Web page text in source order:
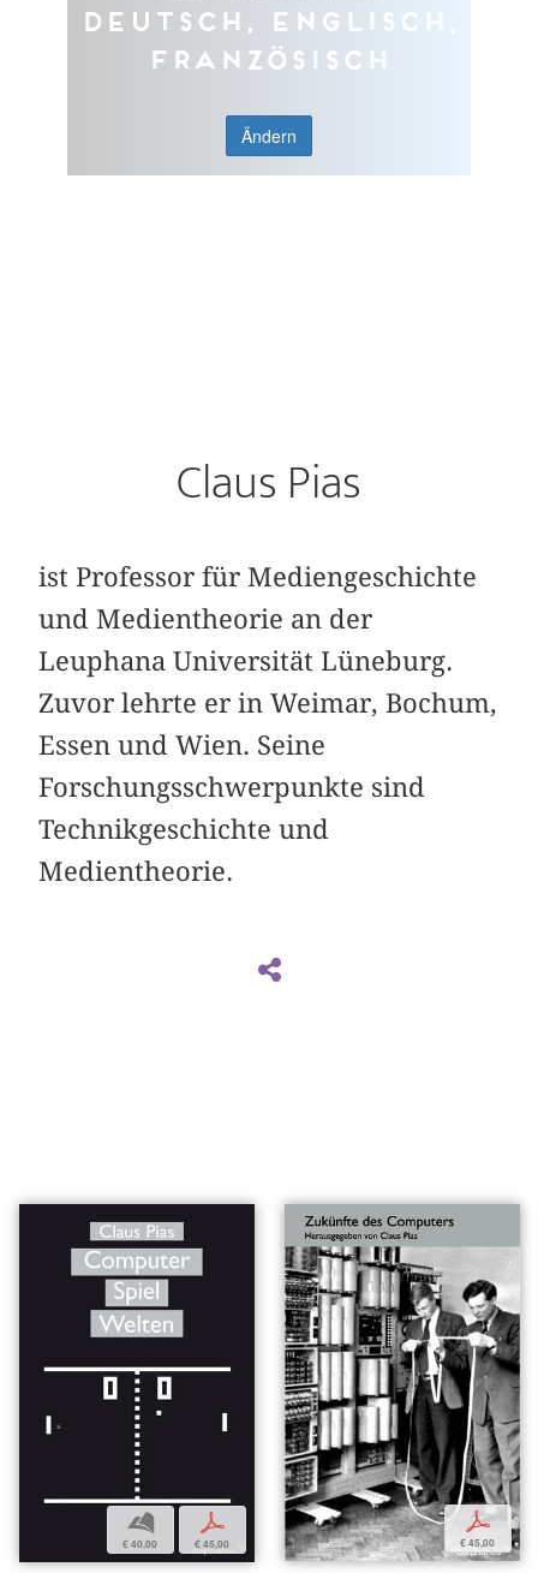
Deutsch, Englisch,
Französisch
Ändern
Claus Pias
ist Professor für Mediengeschichte
und Medientheorie an der
Leuphana Universität Lüneburg.
Zuvor lehrte er in Weimar, Bochum,
Essen und Wien. Seine
Forschungsschwerpunkte sind
Technikgeschichte und
Medientheorie.
b
€ 40,00
p
€ 45,00
p
€ 45,00